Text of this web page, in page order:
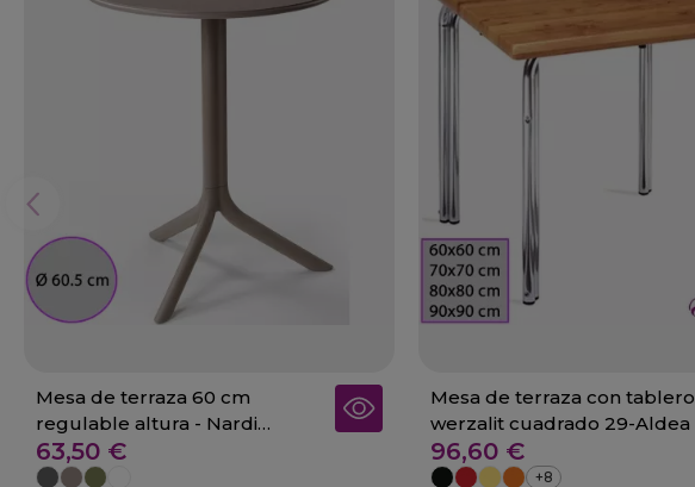
Mesa de terraza 60 cm
regulable altura - Nardi
SPRITZ
63,50 €
Mesa de terraza con tablero
werzalit cuadrado 29-Aldea
96,60 €
+8